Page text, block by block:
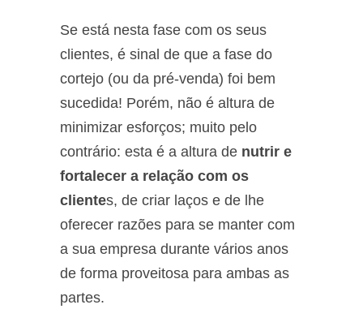
Se está nesta fase com os seus
clientes, é sinal de que a fase do
cortejo (ou da pré-venda) foi bem
sucedida! Porém, não é altura de
minimizar esforços; muito pelo
contrário: esta é a altura de nutrir e
fortalecer a relação com os
clientes, de criar laços e de lhe
oferecer razões para se manter com
a sua empresa durante vários anos
de forma proveitosa para ambas as
partes.